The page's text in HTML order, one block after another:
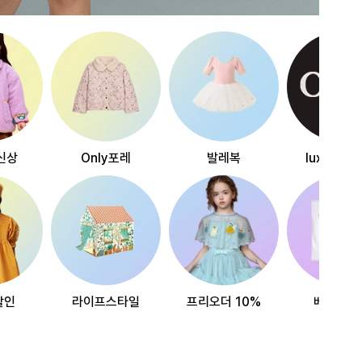
상 Only포레
라이프스타일
발레복
프리오더 10% 베스트리